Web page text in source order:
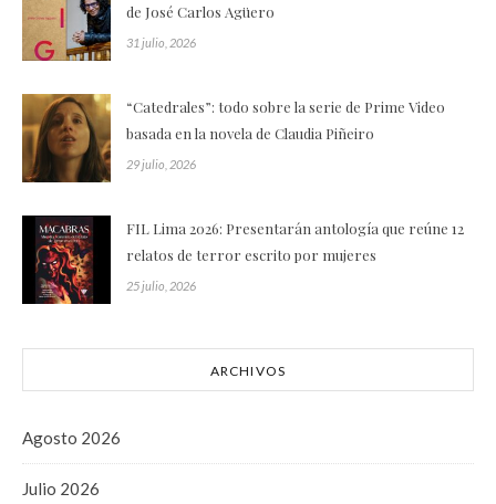
de José Carlos Agüero
31 julio, 2026
“Catedrales”: todo sobre la serie de Prime Video
basada en la novela de Claudia Piñeiro
29 julio, 2026
FIL Lima 2026: Presentarán antología que reúne 12
relatos de terror escrito por mujeres
25 julio, 2026
ARCHIVOS
Agosto 2026
Julio 2026